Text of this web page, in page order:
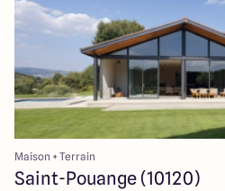
Maison + Terrain
Saint-Pouange (10120)